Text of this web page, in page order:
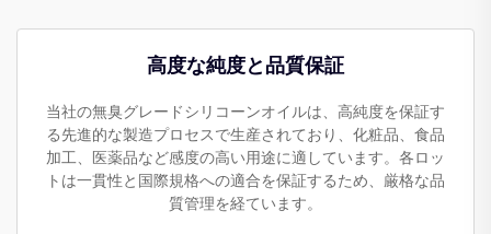
高度な純度と品質保証
当社の無臭グレードシリコーンオイルは、高純度を保証す
る先進的な製造プロセスで生産されており、化粧品、食品
加工、医薬品など感度の高い用途に適しています。各ロッ
トは一貫性と国際規格への適合を保証するため、厳格な品
質管理を経ています。